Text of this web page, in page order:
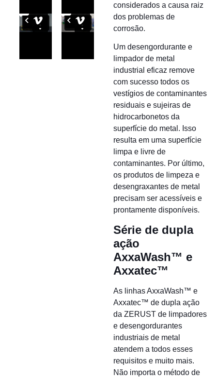
considerados a causa raiz
dos problemas de
corrosão.
Um desengordurante e
limpador de metal
industrial eficaz remove
com sucesso todos os
vestígios de contaminantes
residuais e sujeiras de
hidrocarbonetos da
superfície do metal. Isso
resulta em uma superfície
limpa e livre de
contaminantes. Por último,
os produtos de limpeza e
desengraxantes de metal
precisam ser acessíveis e
prontamente disponíveis.
Série de dupla
ação
AxxaWash™ e
Axxatec™
As linhas AxxaWash™ e
Axxatec™ de dupla ação
da ZERUST de limpadores
e desengordurantes
industriais de metal
atendem a todos esses
requisitos e muito mais.
Não importa o método de